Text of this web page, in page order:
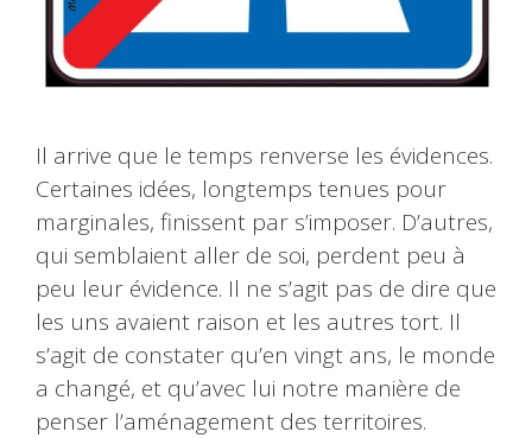
Il arrive que le temps renverse les évidences.
Certaines idées, longtemps tenues pour
marginales, finissent par s’imposer. D’autres,
qui semblaient aller de soi, perdent peu à
peu leur évidence. Il ne s’agit pas de dire que
les uns avaient raison et les autres tort. Il
s’agit de constater qu’en vingt ans, le monde
a changé, et qu’avec lui notre manière de
penser l’aménagement des territoires.